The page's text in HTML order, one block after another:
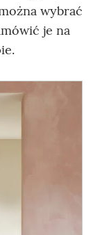
wybrać
je na